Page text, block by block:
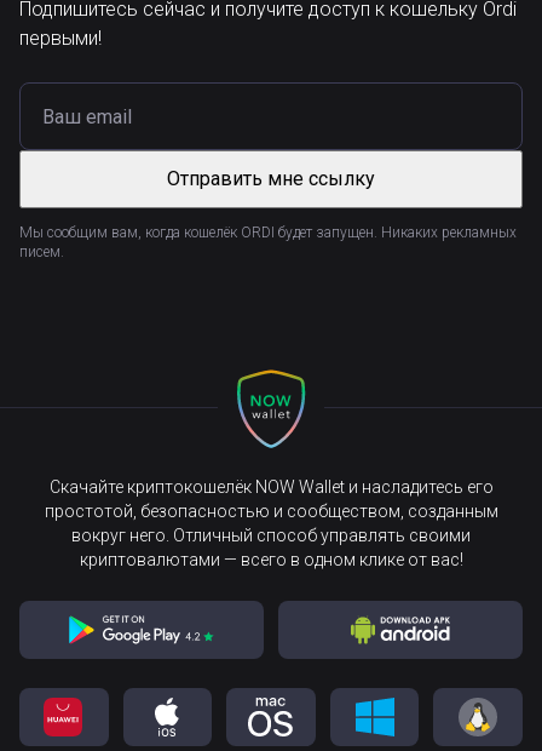
Подпишитесь сейчас и получите доступ к кошельку Ordi
первыми!
Отправить мне ссылку
Мы сообщим вам, когда кошелёк ORDI будет запущен. Никаких рекламных
писем.
Скачайте криптокошелёк NOW Wallet и насладитесь его
простотой, безопасностью и сообществом, созданным
вокруг него. Отличный способ управлять своими
криптовалютами — всего в одном клике от вас!